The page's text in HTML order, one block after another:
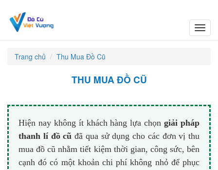
Trang chủ
Thu Mua Đồ Cũ
THU MUA ĐỒ CŨ
Hiện nay không ít khách hàng lựa chọn giải pháp
thanh lí đồ cũ đã qua sử dụng cho các đơn vị thu
mua đồ cũ nhằm tiết kiệm thời gian, công sức, bên
cạnh đó có một khoản chi phí không nhỏ để phục